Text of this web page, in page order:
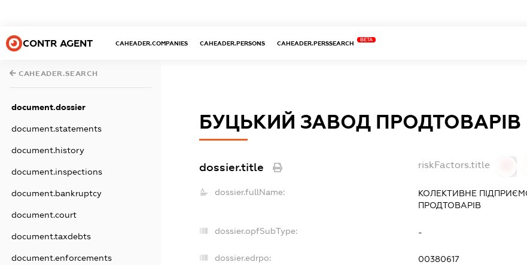
CONTR AGENT CAHEADER.COMPANIES CAHEADER.PERSONS CAHEADER.PERSSEARCH
BETA
CAHEADER.SEARCH
document.dossier
document.statements
document.history
document.inspections
document.bankruptcy
document.court
document.taxdebts
document.enforcements
БУЦЬКИЙ ЗАВОД ПРОДТОВАРІВ
dossier.title riskFactors.title
dossier.fullName:
КОЛЕКТИВНЕ
ПРОДТОВАРІВ
dossier.opfSubType: -
dossier.edrpo: 00380617